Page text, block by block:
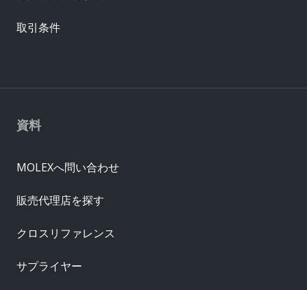
資料
MOLEXへ問い合わせ
販売代理店を探す
クロスリファレンス
サプライヤー
取引条件